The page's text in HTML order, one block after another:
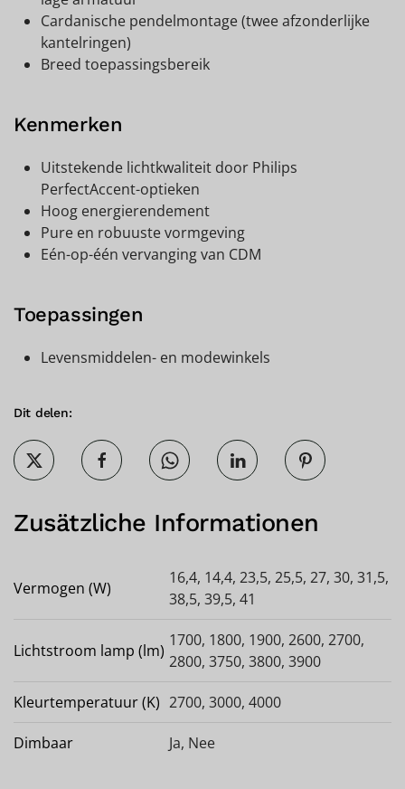
Cardanische pendelmontage (twee afzonderlijke
kantelringen)
Breed toepassingsbereik
Kenmerken
Uitstekende lichtkwaliteit door Philips
PerfectAccent-optieken
Hoog energierendement
Pure en robuuste vormgeving
Eén-op-één vervanging van CDM
Toepassingen
Levensmiddelen- en modewinkels
Dit delen:
Zusätzliche Informationen
Vermogen (W)
16,4, 14,4, 23,5, 25,5, 27, 30, 31,5,
38,5, 39,5, 41
Lichtstroom lamp (lm)
1700, 1800, 1900, 2600, 2700,
2800, 3750, 3800, 3900
Kleurtemperatuur (K) 2700, 3000, 4000
Dimbaar Ja, Nee